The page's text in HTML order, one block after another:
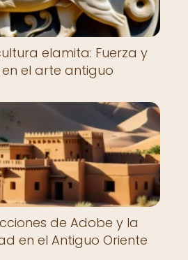
elamita: Fuerza y
el arte antiguo
de Adobe y la
en el Antiguo Oriente